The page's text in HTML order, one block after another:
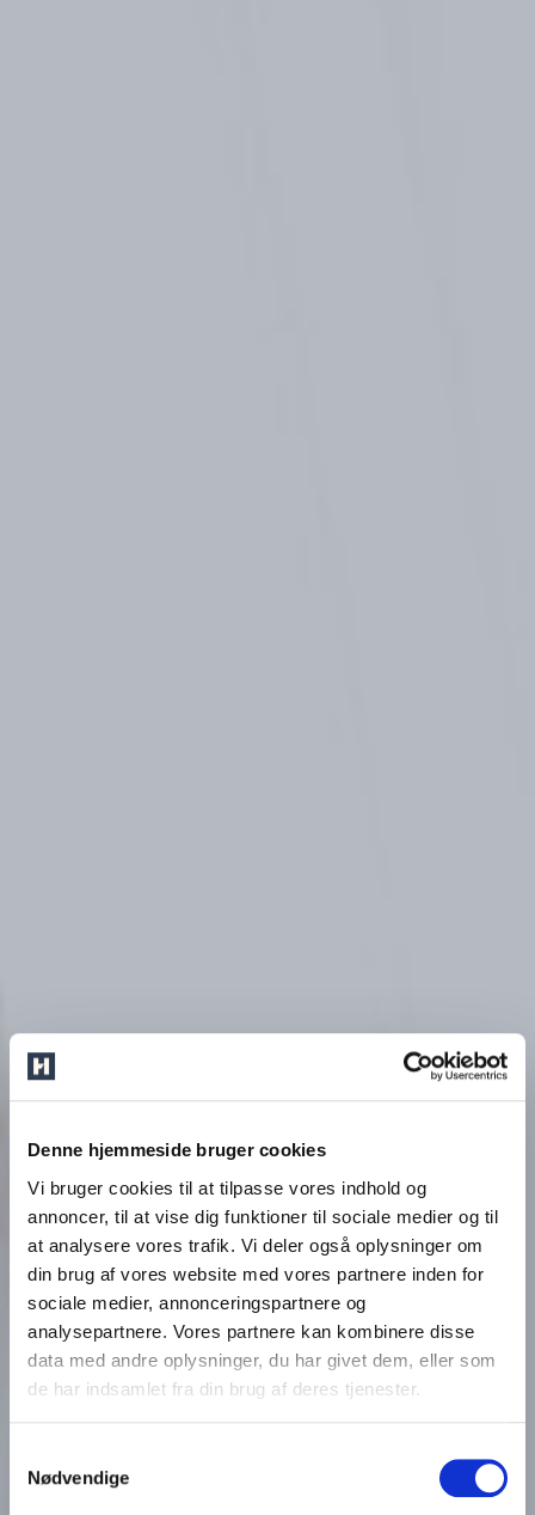
Denne hjemmeside bruger cookies
Vi bruger cookies til at tilpasse vores indhold og
annoncer, til at vise dig funktioner til sociale medier og til
at analysere vores trafik. Vi deler også oplysninger om
din brug af vores website med vores partnere inden for
sociale medier, annonceringspartnere og
analysepartnere. Vores partnere kan kombinere disse
data med andre oplysninger, du har givet dem, eller som
de har indsamlet fra din brug af deres tjenester.
Nødvendige